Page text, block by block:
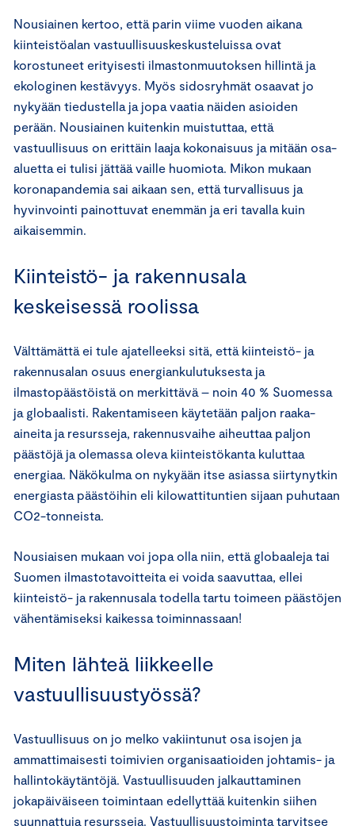
Nousiainen kertoo, että parin viime vuoden aikana
kiinteistöalan vastuullisuuskeskusteluissa ovat
korostuneet erityisesti ilmastonmuutoksen hillintä ja
ekologinen kestävyys. Myös sidosryhmät osaavat jo
nykyään tiedustella ja jopa vaatia näiden asioiden
perään. Nousiainen kuitenkin muistuttaa, että
vastuullisuus on erittäin laaja kokonaisuus ja mitään osa-
aluetta ei tulisi jättää vaille huomiota. Mikon mukaan
koronapandemia sai aikaan sen, että turvallisuus ja
hyvinvointi painottuvat enemmän ja eri tavalla kuin
aikaisemmin.
Kiinteistö- ja rakennusala
keskeisessä roolissa
Välttämättä ei tule ajatelleeksi sitä, että kiinteistö- ja
rakennusalan osuus energiankulutuksesta ja
ilmastopäästöistä on merkittävä – noin 40 % Suomessa
ja globaalisti. Rakentamiseen käytetään paljon raaka-
aineita ja resursseja, rakennusvaihe aiheuttaa paljon
päästöjä ja olemassa oleva kiinteistökanta kuluttaa
energiaa. Näkökulma on nykyään itse asiassa siirtynytkin
energiasta päästöihin eli kilowattituntien sijaan puhutaan
CO2-tonneista.
Nousiaisen mukaan voi jopa olla niin, että globaaleja tai
Suomen ilmastotavoitteita ei voida saavuttaa, ellei
kiinteistö- ja rakennusala todella tartu toimeen päästöjen
vähentämiseksi kaikessa toiminnassaan!
Miten lähteä liikkeelle
vastuullisuustyössä?
Vastuullisuus on jo melko vakiintunut osa isojen ja
ammattimaisesti toimivien organisaatioiden johtamis- ja
hallintokäytäntöjä. Vastuullisuuden jalkauttaminen
jokapäiväiseen toimintaan edellyttää kuitenkin siihen
suunnattuja resursseja. Vastuullisuustoiminta tarvitsee